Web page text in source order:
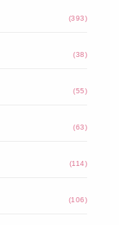
(393)
(38)
(55)
(63)
(114)
(106)